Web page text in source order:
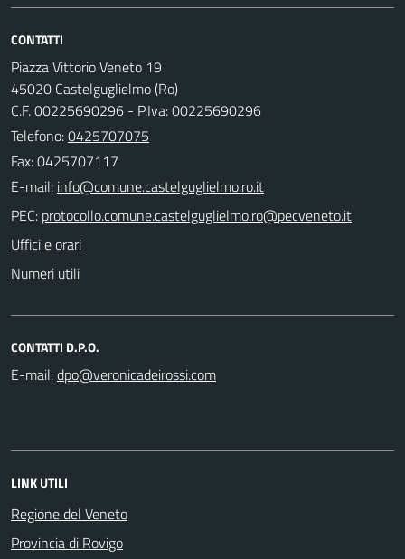
CONTATTI
Piazza Vittorio Veneto 19
45020 Castelguglielmo (Ro)
C.F. 00225690296 - P.Iva: 00225690296
Telefono:0425707075
Fax: 0425707117
E-mail:
PEC:
Uffici e orari
Numeri utili
CONTATTI D.P.O.
E-mail:
LINK UTILI
Regione del Veneto
Provincia di Rovigo